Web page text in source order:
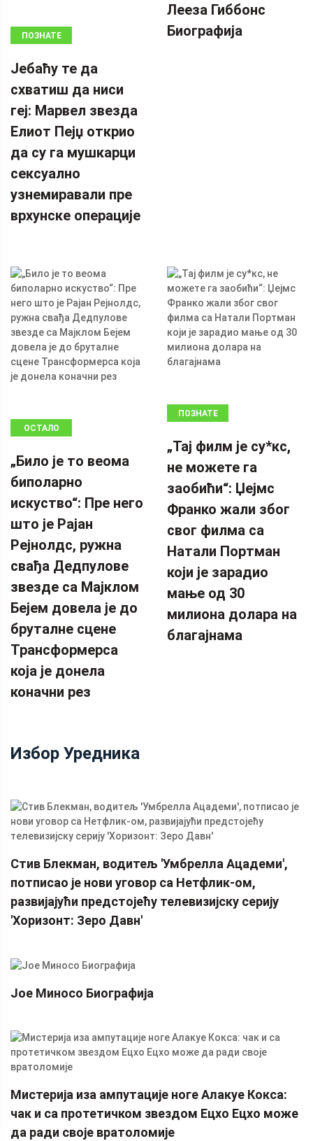
ПОЗНАТЕ
Јебаћу те да
схватиш да ниси
геј: Марвел звезда
Елиот Пејџ открио
да су га мушкарци
сексуално
узнемиравали пре
врхунске операције
Лееза Гиббонс
Биографија
ОСТАЛО
„Било је то веома
биполарно
искуство“: Пре него
што је Рајан
Рејнолдс, ружна
свађа Дедпулове
звезде са Мајклом
Бејем довела је до
бруталне сцене
Трансформерса
која је донела
коначни рез
ПОЗНАТЕ
„Тај филм је су*кс,
не можете га
заобићи“: Џејмс
Франко жали због
свог филма са
Натали Портман
који је зарадио
мање од 30
милиона долара на
благајнама
Избор Уредника
Стив Блекман, водитељ 'Умбрелла Ацадеми',
потписао је нови уговор са Нетфлик-ом,
развијајући предстојећу телевизијску серију
'Хоризонт: Зеро Давн'
Јое Миносо Биографија
Мистерија иза ампутације ноге Алакуе Кокса:
чак и са протетичком звездом Ецхо Ецхо може
да ради своје вратоломије